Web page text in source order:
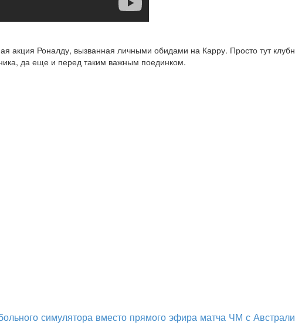
акция Роналду, вызванная личными обидами на Карру. Просто тут
да еще и перед таким важным поединком.
симулятора вместо прямого эфира матча ЧМ с